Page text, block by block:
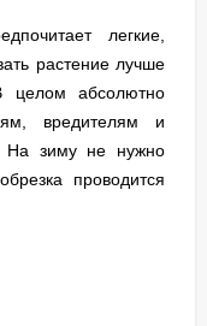
легкие,
растение лучше
целом абсолютно
вредителям и
На зиму не нужно
проводится